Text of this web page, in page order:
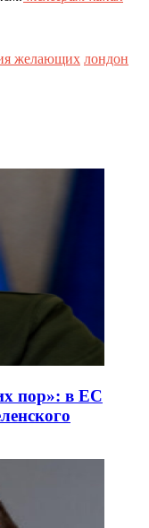
желающих лондон
пор»: в ЕС